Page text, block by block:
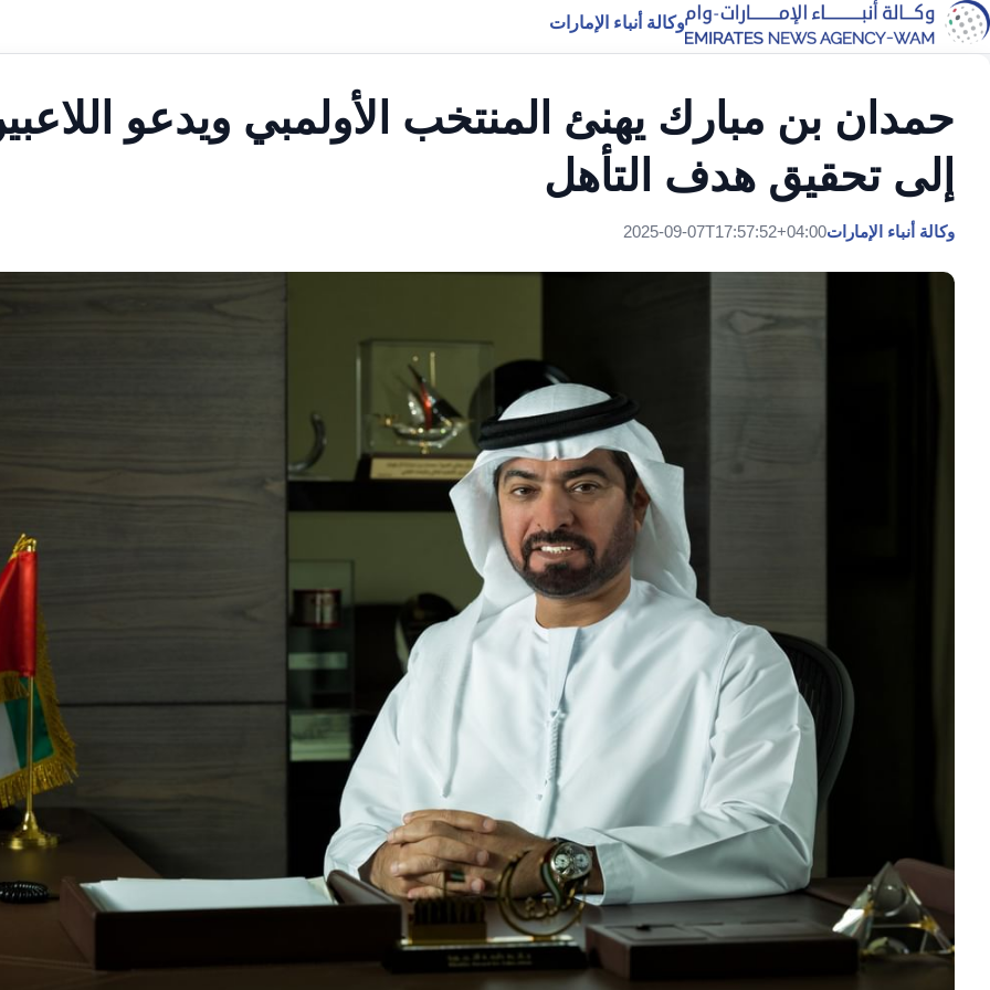
وكالة أنباء الإمارات
حمدان بن مبارك يهنئ المنتخب الأولمبي ويدعو
إلى تحقيق هدف التأهل
وكالة أنباء الإمارات2025-09-07T17:57:52+04:00